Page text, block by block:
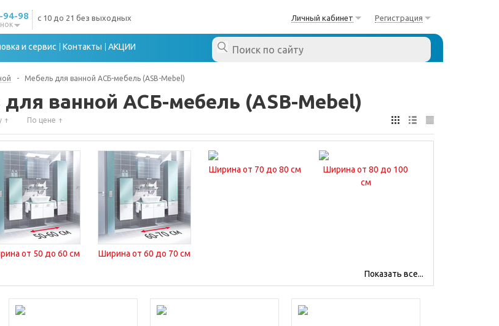
94-98 с 10 до 21 без выходных Личный кабинет Регистрация
и сервис Контакты АКЦИИ
- Мебель для ванной АСБ-мебель (ASB-Mebel)
ванной АСБ-мебель (ASB-Mebel)
По цене
от 50 до 60 см Ширина от 60 до 70 см
Ширина от 70 до 80 см
Ширина от 80 до 100
см
Ширина от 120 см Пеналы
Показать все...